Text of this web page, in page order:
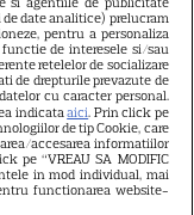
date analitice) prelucram
pentru a personaliza
de interesele si/sau
retelelor de socializare
de drepturile prevazute de
cu caracter personal.
indicataaici. Prin click pe
de tip Cookie, care
accesarea informatiilor
pe “VREAU SA MODIFIC
in mod individual, mai
functionarea website-